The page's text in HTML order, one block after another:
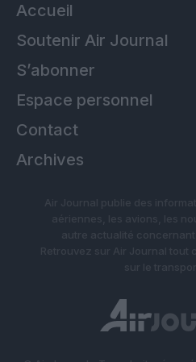
Accueil
Soutenir Air Journal
S’abonner
Espace personnel
Contact
Archives